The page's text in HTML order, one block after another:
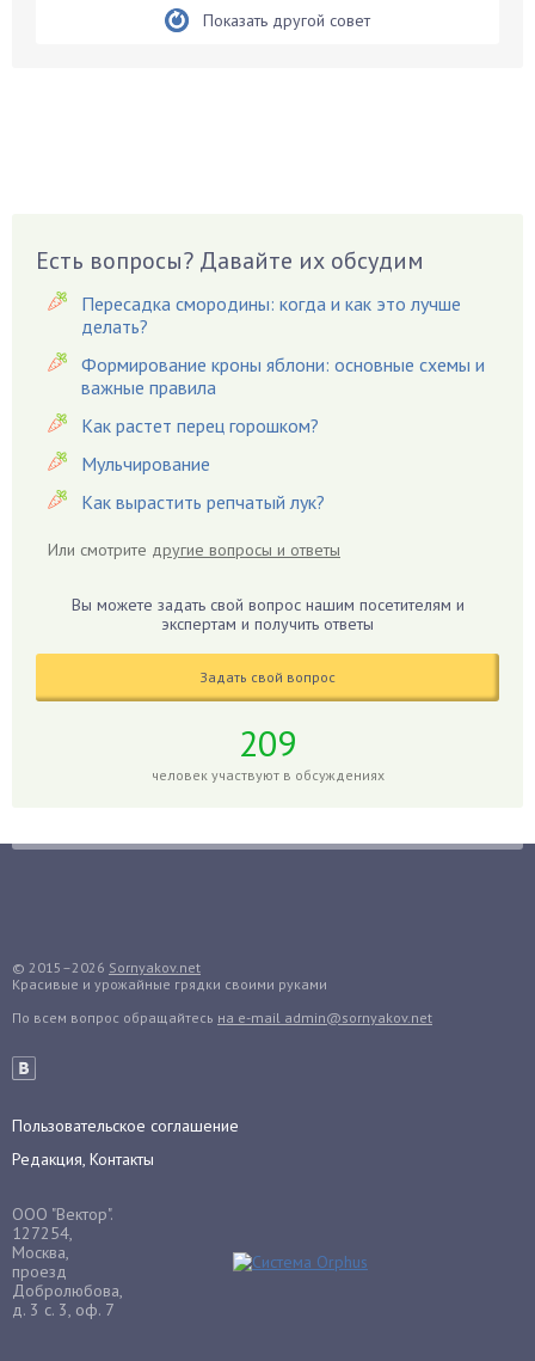
Вешенки
Вредители
Гардения
Гацания
Гвоздики
Георгины
Гиацинт
Гладиолусы
Гранат
Грядки
Гуава
Декабрист
Дельфиниум
Денежное дерево
Диффенбахия
Драцена
Дыня
Показать другой совет
Есть вопросы? Давайте их обсудим
Пересадка смородины: когда и как это лучше
делать?
Формирование кроны яблони: основные схемы и
важные правила
Как растет перец горошком?
Мульчирование
Как вырастить репчатый лук?
Или смотрите другие вопросы и ответы
Вы можете задать свой вопрос нашим посетителям и
экспертам и получить ответы
Задать свой вопрос
209
человек участвуют в обсуждениях
© 2015–2026 Sornyakov.net
Красивые и урожайные грядки своими руками
По всем вопрос обращайтесь на e-mail admin@sornyakov.net
Пользовательское соглашение
Редакция, Контакты
ООО "Вектор".
127254,
Москва,
проезд
Добролюбова,
д. 3 с. 3, оф. 7